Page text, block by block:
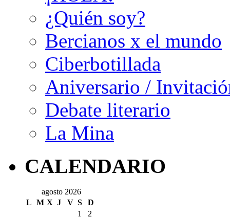
¿Quién soy?
Bercianos x el mundo
Ciberbotillada
Aniversario /
Debate literario
La Mina
CALENDARIO
agosto 2026
L M X J V S
D
1
2